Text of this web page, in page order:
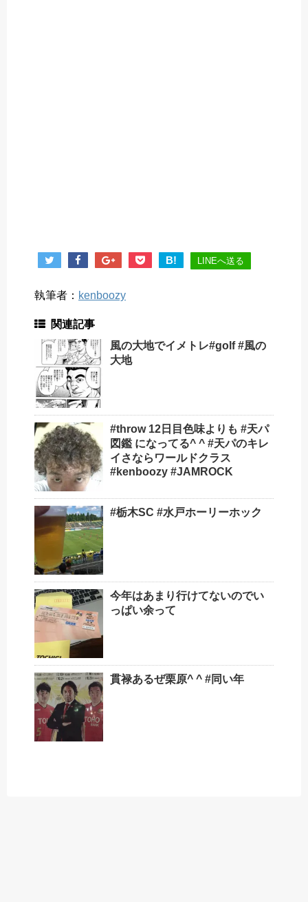
B! LINEへ送る
執筆者： kenboozy
関連記事
風の大地でイメトレ#golf #風の
大地
#throw 12日目色味よりも #天パ
図鑑 になってる^ ^ #天パのキレ
イさならワールドクラス
#kenboozy #JAMROCK
#栃木SC #水戸ホーリーホック
今年はあまり行けてないのでい
っぱい余って
貫禄あるぜ栗原^ ^ #同い年